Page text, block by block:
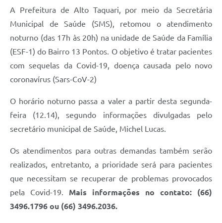
A Prefeitura de Alto Taquari, por meio da Secretária
Municipal de Saúde (SMS), retomou o atendimento
noturno (das 17h às 20h) na unidade de Saúde da Família
(ESF-1) do Bairro 13 Pontos. O objetivo é tratar pacientes
com sequelas da Covid-19, doença causada pelo novo
coronavírus (Sars-CoV-2)
O horário noturno passa a valer a partir desta segunda-
feira (12.14), segundo informações divulgadas pelo
secretário municipal de Saúde, Michel Lucas.
Os atendimentos para outras demandas também serão
realizados, entretanto, a prioridade será para pacientes
que necessitam se recuperar de problemas provocados
pela Covid-19. Mais informações no contato: (66)
3496.1796 ou (66) 3496.2036.